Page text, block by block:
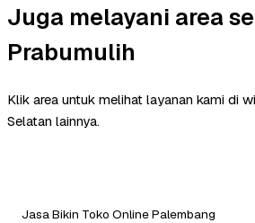
Juga melayani area
Prabumulih
Klik area untuk melihat layanan kami di
Selatan lainnya.
Jasa Bikin Toko Online Palembang